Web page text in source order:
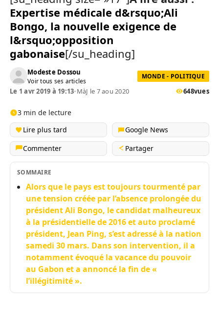
Expertise médicale d&rsquo;Ali
Bongo, la nouvelle exigence de
l&rsquo;opposition
gabonaise[/su_heading]
Modeste Dossou
Voir tous ses articles
MONDE - POLITIQUE
Le 1 avr 2019 à 19:13•MàJ le 7 aou 2020 648vues
3 min de lecture
Lire plus tard
Google News
Commenter
Partager
SOMMAIRE
Alors que le pays est toujours tourmenté par
une tension créée par l’absence prolongée du
président Ali Bongo, le candidat malheureux
à la présidentielle de 2016 et auto proclamé
président, Jean Ping, s’est adressé à la nation
samedi 30 mars. Dans son intervention, il a
notamment évoqué la vacance du pouvoir
au Gabon et a annoncé la fin de «
l’illégitimité ».